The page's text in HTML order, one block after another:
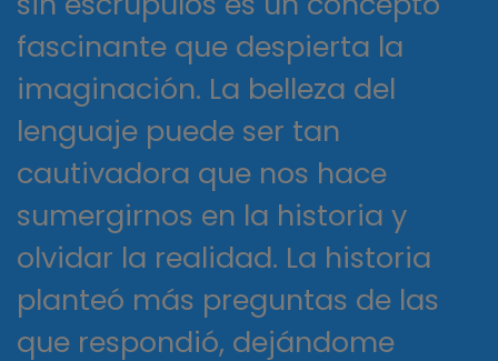
fascinante que despierta la
imaginación. La belleza del
lenguaje puede ser tan
cautivadora que nos hace
sumergirnos en la historia y
olvidar la realidad. La historia
planteó más preguntas de las
que respondió, dejándome